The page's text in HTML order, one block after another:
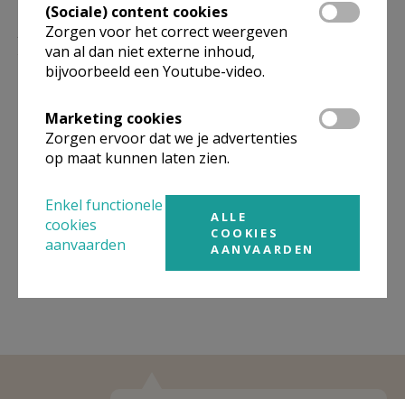
29/08
18.30 Eucharistie
Omgeving
Niet gevonden wat je zocht? Hier vind je
links naar kerken, eventueel van andere
Kerken in of nabij
Leuven - Terbank
(Sociale) content cookies
Zorgen voor het correct weergeven
van al dan niet externe inhoud,
bijvoorbeeld een Youtube-video.
Marketing cookies
Zorgen ervoor dat we je advertenties
op maat kunnen laten zien.
Enkel functionele
cookies
aanvaarden
ALLE
COOKIES
AANVAARDEN